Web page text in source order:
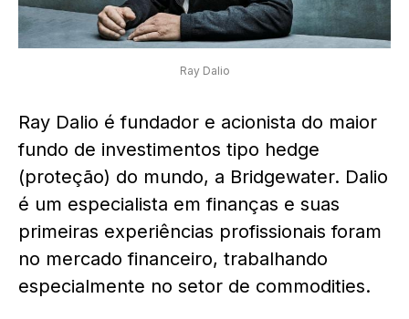
Ray Dalio
Ray Dalio é fundador e acionista do maior
fundo de investimentos tipo hedge
(proteção) do mundo, a Bridgewater. Dalio
é um especialista em finanças e suas
primeiras experiências profissionais foram
no mercado financeiro, trabalhando
especialmente no setor de commodities.